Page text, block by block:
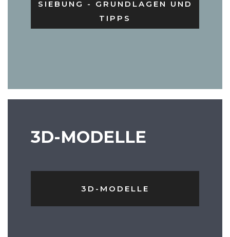
SIEBUNG - GRUNDLAGEN UND
TIPPS
3D-MODELLE
3D-MODELLE